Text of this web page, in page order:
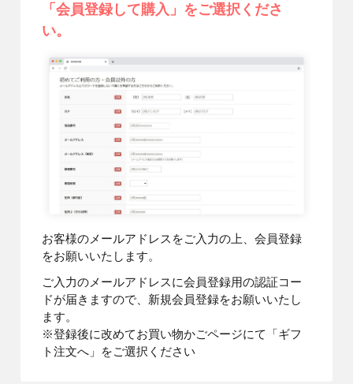
「会員登録して購入」をご選択くださ
い。
お客様のメールアドレスをご入力の上、会員登録
をお願いいたします。
ご入力のメールアドレスに会員登録用の認証コー
ドが届きますので、新規会員登録をお願いいたし
ます。
※登録後に改めてお買い物かごページにて「ギフ
ト注文へ」をご選択ください